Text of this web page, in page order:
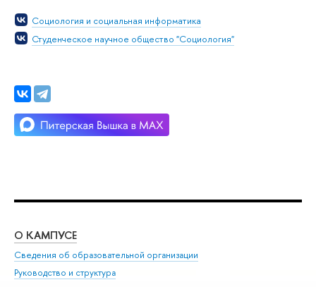
Социология и социальная информатика
Студенческое научное общество "Социология"
О КАМПУСЕ
Сведения об образовательной организации
Руководство и структура